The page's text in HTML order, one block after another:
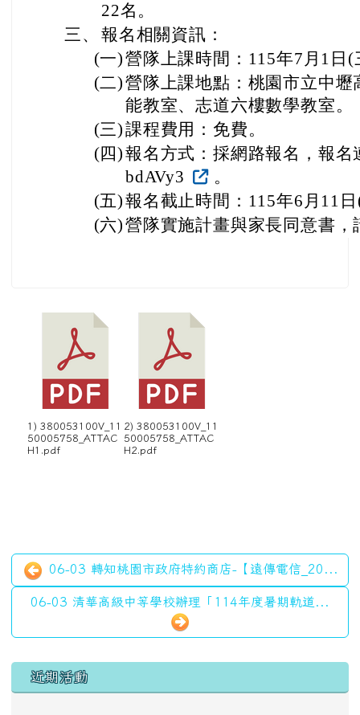
22名。
三、 報名相關資訊：
(一)營隊上課時間：115年7月1日
(二)營隊上課地點：桃園市立中
能教室、志道六樓數學教室。
(三)課程費用：免費。
(四)報名方式：採網路報名，報
bdAVy3
。
(五)報名截止時間：115年6月11
(六)營隊實施計畫與家長同意書，
1) 380053100V_11
50005758_ATTAC
H1.pdf
2) 380053100V_11
50005758_ATTAC
H2.pdf
06-03 轉知桃園市政府特約商店-【遠傳電信_20...
06-03 清華高級中等學校辦理「114年度暑期軌道...
左邊區域內容
近期活動